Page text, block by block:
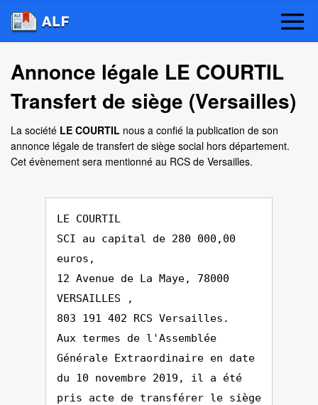
Annonce légale LE COURTIL
Transfert de siège (Versailles)
La société LE COURTIL nous a confié la publication de son
annonce légale de transfert de siège social hors département.
Cet évènement sera mentionné au RCS de Versailles.
LE COURTIL
SCI au capital de 280 000,00
euros,
12 Avenue de La Maye, 78000
VERSAILLES ,
803 191 402 RCS Versailles.
Aux termes de l'Assemblée
Générale Extraordinaire en date
du 10 novembre 2019, il a été
pris acte de transférer le siège